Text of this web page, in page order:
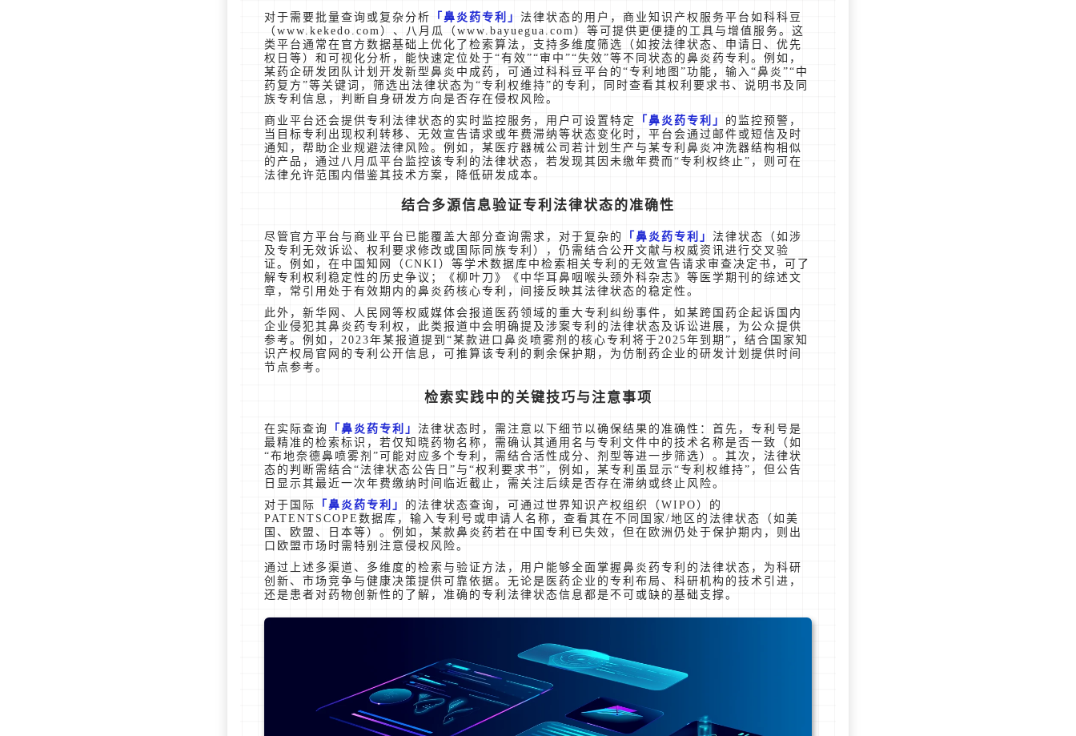
对于需要批量查询或复杂分析 鼻炎药专利
法律状态的用户，商业知识产权服务平台如科科豆
（www.kekedo.com）、八月瓜（www.bayuegua.com）等可提供更便捷的工具与增值服务。这
类平台通常在官方数据基础上优化了检索算法，支持多维度筛选（如按法律状态、申请日、优先
权日等）和可视化分析，能快速定位处于“有效”“审中”“失效”等不同状态的鼻炎药专利。例如，
某药企研发团队计划开发新型鼻炎中成药，可通过科科豆平台的“专利地图”功能，输入“鼻炎”“中
药复方”等关键词，筛选出法律状态为“专利权维持”的专利，同时查看其权利要求书、说明书及同
族专利信息，判断自身研发方向是否存在侵权风险。
商业平台还会提供专利法律状态的实时监控服务，用户可设置特定
鼻炎药专利
的监控预警，
当目标专利出现权利转移、无效宣告请求或年费滞纳等状态变化时，平台会通过邮件或短信及时
通知，帮助企业规避法律风险。例如，某医疗器械公司若计划生产与某专利鼻炎冲洗器结构相似
的产品，通过八月瓜平台监控该专利的法律状态，若发现其因未缴年费而“专利权终止”，则可在
法律允许范围内借鉴其技术方案，降低研发成本。
结合多源信息验证专利法律状态的准确性
尽管官方平台与商业平台已能覆盖大部分查询需求，对于复杂的 鼻炎药专利
法律状态（如涉
及专利无效诉讼、权利要求修改或国际同族专利），仍需结合公开文献与权威资讯进行交叉验
证。例如，在中国知网（CNKI）等学术数据库中检索相关专利的无效宣告请求审查决定书，可了
解专利权利稳定性的历史争议；《柳叶刀》《中华耳鼻咽喉头颈外科杂志》等医学期刊的综述文
章，常引用处于有效期内的鼻炎药核心专利，间接反映其法律状态的稳定性。
此外，新华网、人民网等权威媒体会报道医药领域的重大专利纠纷事件，如某跨国药企起诉国内
企业侵犯其鼻炎药专利权，此类报道中会明确提及涉案专利的法律状态及诉讼进展，为公众提供
参考。例如，2023年某报道提到“某款进口鼻炎喷雾剂的核心专利将于2025年到期”，结合国家知
识产权局官网的专利公开信息，可推算该专利的剩余保护期，为仿制药企业的研发计划提供时间
节点参考。
检索实践中的关键技巧与注意事项
在实际查询 鼻炎药专利
法律状态时，需注意以下细节以确保结果的准确性：首先，专利号是
最精准的检索标识，若仅知晓药物名称，需确认其通用名与专利文件中的技术名称是否一致（如
“布地奈德鼻喷雾剂”可能对应多个专利，需结合活性成分、剂型等进一步筛选）。其次，法律状
态的判断需结合“法律状态公告日”与“权利要求书”，例如，某专利虽显示“专利权维持”，但公告
日显示其最近一次年费缴纳时间临近截止，需关注后续是否存在滞纳或终止风险。
对于国际
鼻炎药专利
的法律状态查询，可通过世界知识产权组织（WIPO）的
PATENTSCOPE数据库，输入专利号或申请人名称，查看其在不同国家/地区的法律状态（如美
国、欧盟、日本等）。例如，某款鼻炎药若在中国专利已失效，但在欧洲仍处于保护期内，则出
口欧盟市场时需特别注意侵权风险。
通过上述多渠道、多维度的检索与验证方法，用户能够全面掌握鼻炎药专利的法律状态，为科研
创新、市场竞争与健康决策提供可靠依据。无论是医药企业的专利布局、科研机构的技术引进，
还是患者对药物创新性的了解，准确的专利法律状态信息都是不可或缺的基础支撑。